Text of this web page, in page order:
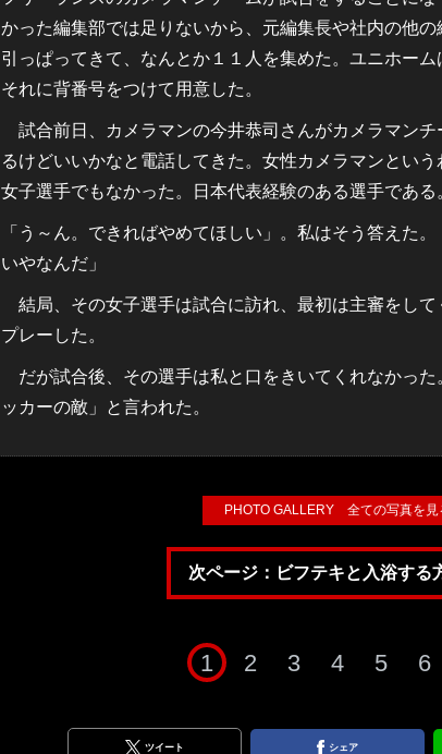
かった編集部では足りないから、元編集長や社内の他
引っぱってきて、なんとか１１人を集めた。ユニホーム
それに背番号をつけて用意した。
試合前日、カメラマンの今井恭司さんがカメラマン
るけどいいかなと電話してきた。女性カメラマンとい
女子選手でもなかった。日本代表経験のある選手である
「う～ん。できればやめてほしい」。私はそう答えた
いやなんだ」
結局、その女子選手は試合に訪れ、最初は主審をして
プレーした。
だが試合後、その選手は私と口をきいてくれなかった
ッカーの敵」と言われた。
PHOTO GALLERY 全ての写真を見
次ページ：ビフテキと入浴する
1 2 3 4 5 6
ツイート シェア